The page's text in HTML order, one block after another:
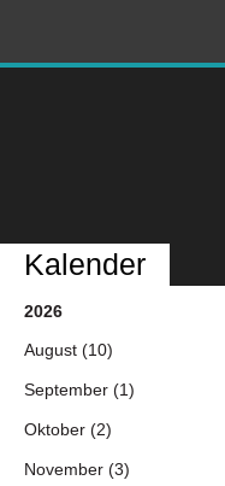
Kalender
2026
August (10)
September (1)
Oktober (2)
November (3)